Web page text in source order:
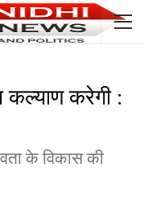
कल्याण करेगी :
के विकास की